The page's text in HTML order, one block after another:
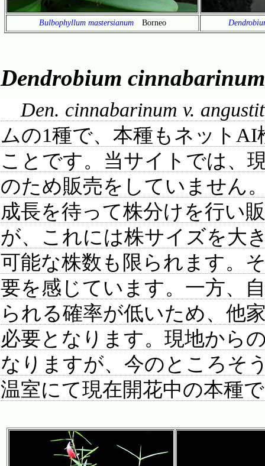
Bulbophyllum mastersianumBorneo
Dendrobium
Den. cinnabarinum v.
ムの1種で、本種もネット
ことです。当サイトでは、
のため販売をしていません
成長を待って株分けを行い
が、これには株サイズを大
可能な株数も限られます。
要を感じています。一方、
られる確率が低いため、他
必要となります。現地から
なりますが、今のところそ
温室にて現在開花中の本種